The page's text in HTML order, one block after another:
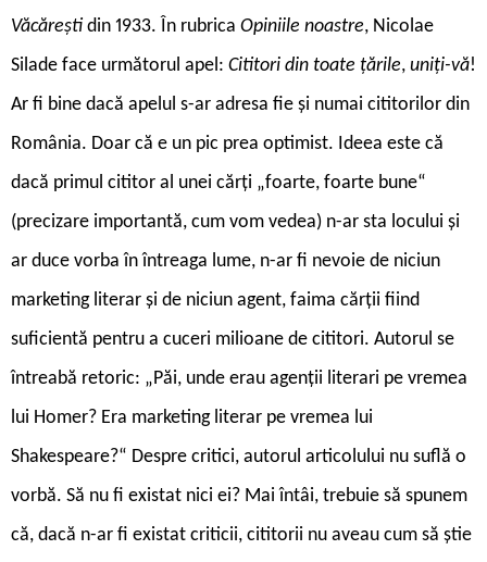
Văcărești din 1933. În rubrica Opiniile noastre, Nicolae
Silade face următorul apel: Cititori din toate țările, uniți-vă!
Ar fi bine dacă apelul s-ar adresa fie și numai cititorilor din
România. Doar că e un pic prea optimist. Ideea este că
dacă primul cititor al unei cărți „foarte, foarte bune“
(precizare importantă, cum vom vedea) n-ar sta locului și
ar duce vorba în întreaga lume, n-ar fi nevoie de niciun
marketing literar și de niciun agent, faima cărții fiind
suficientă pentru a cuceri milioane de cititori. Autorul se
întreabă retoric: „Păi, unde erau agenții literari pe vremea
lui Homer? Era marketing literar pe vremea lui
Shakespeare?“ Despre critici, autorul articolului nu suflă o
vorbă. Să nu fi existat nici ei? Mai întâi, trebuie să spunem
că, dacă n-ar fi existat criticii, cititorii nu aveau cum să știe